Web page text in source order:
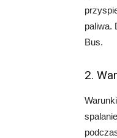
paliwa.
Bus.
2.